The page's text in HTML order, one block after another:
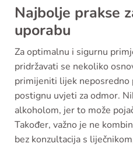
Najbolje prakse
uporabu
Za optimalnu i sigurnu
pridržavati se nekoliko
primijeniti lijek neposredno
postignu uvjeti za odmor.
alkoholom, jer to može
Također, važno je ne
bez konzultacija s